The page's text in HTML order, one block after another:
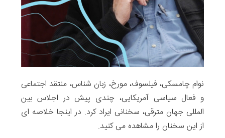
نوام چامسکی، فیلسوف، مورخ، زبان شناس، منتقد اجتماعی
و فعال سیاسی آمریکایی، چندی پیش در اجلاس بین
المللی جهان مترقی، سخنانی ایراد کرد. در اینجا خلاصه ای
از این سخنان را مشاهده می کنید.